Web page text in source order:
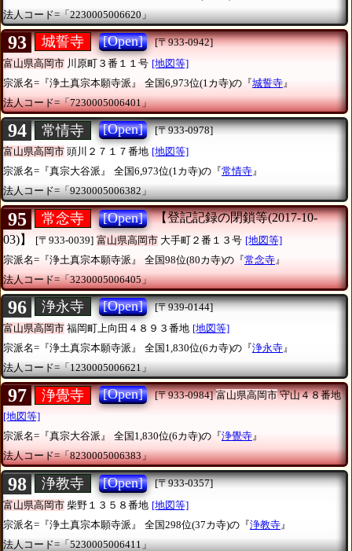
法人コード=「2230005006620」
93 城誓寺 [Open]
[〒933-0942]
富山県高岡市 川原町３番１１号 [地図等]
宗派名=『浄土真宗本願寺派』
全国6,973位(1カ寺)の『城誓寺 』
法人コード=「7230005006401」
94 常情寺 [Open]
[〒933-0978]
富山県高岡市 頭川２７１７番地 [地図等]
宗派名=『真宗大谷派』
全国6,973位(1カ寺)の『常情寺』
法人コード=「9230005006382」
95 常念寺 [Open]
【登記記録の閉鎖等(2017-10-
03)】
[〒933-0039] 富山県高岡市 大手町２番１３号 [地図等]
宗派名=『浄土真宗本願寺派』
全国98位(80カ寺)の『常念寺 』
法人コード=「3230005006405」
96 浄永寺 [Open]
[〒939-0144]
富山県高岡市 福岡町上向田４８９３番地 [地図等]
宗派名=『浄土真宗本願寺派』
全国1,830位(6カ寺)の『浄永寺 』
法人コード=「1230005006621」
97 浄覺寺 [Open] [〒933-0984] 富山県高岡市守山４８番地
[地図等]
宗派名=『真宗大谷派』
全国1,830位(6カ寺)の『浄覺寺』
法人コード=「8230005006383」
98 浄教寺 [Open]
[〒933-0357]
富山県高岡市 柴野１３５８番地 [地図等]
宗派名=『浄土真宗本願寺派』
全国298位(37カ寺)の『浄教寺 』
法人コード=「5230005006411」